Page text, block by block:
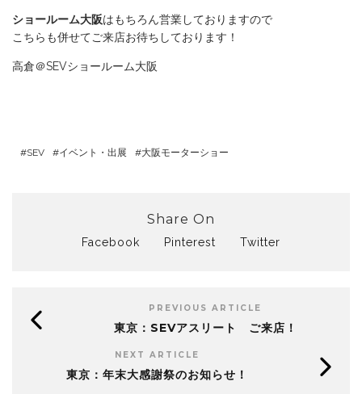
ショールーム大阪はもちろん営業しておりますので
こちらも併せてご来店お待ちしております！
高倉＠SEVショールーム大阪
SEV イベント・出展 大阪モーターショー
Share On
Facebook Pinterest Twitter
PREVIOUS ARTICLE
東京：SEVアスリート ご来店！
NEXT ARTICLE
東京：年末大感謝祭のお知らせ！